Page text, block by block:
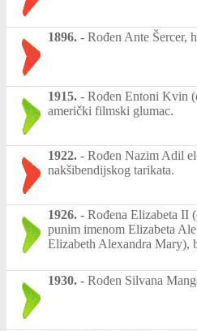
1896. - Rođen Ante Šercer,
1915. - Rođen Entoni Kvin
američki filmski glumac.
1922. - Rođen Nazim Adil
nakšibendijskog tarikata.
1926. - Rođena Elizabeta II
punim imenom Elizabeta
Elizabeth Alexandra Mary),
1930. - Rođen Silvana